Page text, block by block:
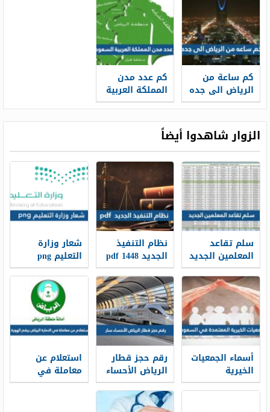
كم ساعة من
الرياض الى جده
كم عدد مدن
المملكة العربية
السعودية
الزوار شاهدوا أيضاً
سلم تقاعد
المعلمين الجديد
1448
نظام التنفيذ
الجديد 1448 pdf
شعار وزارة
التعليم png
الجديد 1448
أسماء الجمعيات
الخيرية
المعتمدة في
السعودية
رقم حجز قطار
الرياض الأحساء
سار محطة
القطار الموحد
1448
استعلام عن
معاملة في
الامارة الرياض